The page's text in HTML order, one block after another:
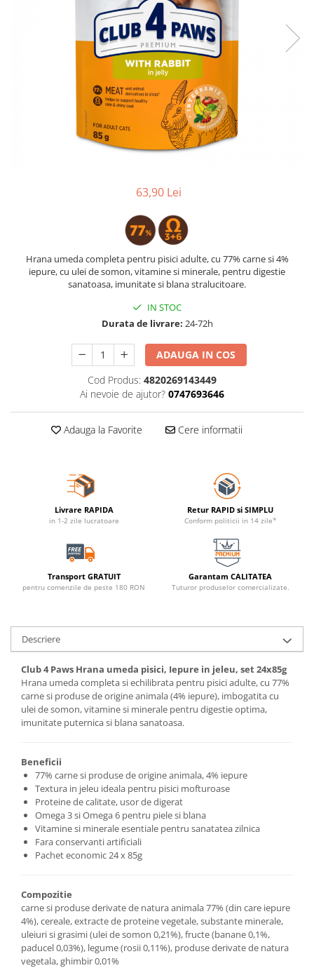
63,90 Lei
Hrana umeda completa pentru pisici adulte, cu 77% carne si 4%
iepure, cu ulei de somon, vitamine si minerale, pentru digestie
sanatoasa, imunitate si blana stralucitoare.
IN STOC
Durata de livrare: 24-72h
ADAUGA IN COS
Cod Produs: 4820269143449
Ai nevoie de ajutor? 0747693646
Adauga la Favorite Cere informatii
Livrare RAPIDA
in 1-2 zile lucratoare
Retur RAPID si SIMPLU
Conform politicii in 14 zile*
Transport GRATUIT
pentru comenzile de peste 180 RON
Garantam CALITATEA
Tuturor produselor comercializate.
Descriere
Club 4 Paws Hrana umeda pisici, Iepure in jeleu, set 24x85g
Hrana umeda completa si echilibrata pentru pisici adulte, cu 77%
carne si produse de origine animala (4% iepure), imbogatita cu
ulei de somon, vitamine si minerale pentru digestie optima,
imunitate puternica si blana sanatoasa.
Beneficii
77% carne si produse de origine animala, 4% iepure
Textura in jeleu ideala pentru pisici mofturoase
Proteine de calitate, usor de digerat
Omega 3 si Omega 6 pentru piele si blana
Vitamine si minerale esentiale pentru sanatatea zilnica
Fara conservanti artificiali
Pachet economic 24 x 85g
Compozitie
carne si produse derivate de natura animala 77% (din care iepure
4%), cereale, extracte de proteine vegetale, substante minerale,
uleiuri si grasimi (ulei de somon 0,21%), fructe (banane 0,1%,
paducel 0,03%), legume (rosii 0,11%), produse derivate de natura
vegetala, ghimbir 0,01%